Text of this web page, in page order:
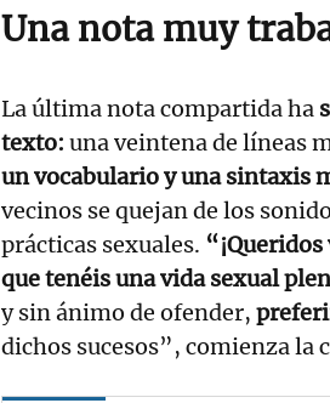
Una nota muy
La última nota compartida ha
texto: una veintena de líneas
un vocabulario y una sintaxis
vecinos se quejan de los
prácticas sexuales.
que tenéis una vida sexual
y sin ánimo de ofender,
dichos sucesos”, comienza la